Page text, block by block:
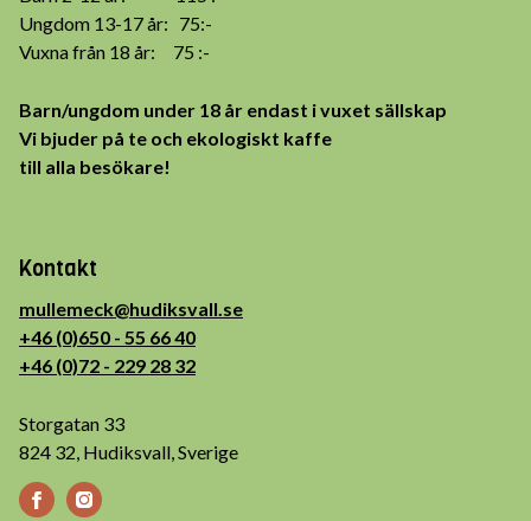
Ungdom 13-17 år: 75:-
Vuxna från 18 år: 75 :-
Barn/ungdom under 18 år endast i vuxet sällskap
Vi bjuder på te och ekologiskt kaffe
till alla besökare!
Kontakt
mullemeck@hudiksvall.se
+46 (0)650 - 55 66 40
+46 (0)72 - 229 28 32
Storgatan 33
824 32, Hudiksvall, Sverige